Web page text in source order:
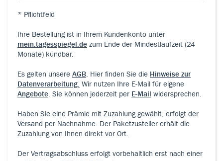
* Pflichtfeld
Ihre Bestellung ist in Ihrem Kundenkonto unter
mein.tagesspiegel.de zum Ende der Mindestlaufzeit (24
Monate) kündbar.
Es gelten unsere AGB. Hier finden Sie die Hinweise zur
Datenverarbeitung. Wir nutzen Ihre E-Mail für eigene
Angebote. Sie können jederzeit per E-Mail widersprechen.
Haben Sie eine Prämie mit Zuzahlung gewählt, erfolgt der
Versand per Nachnahme. Der Paketzusteller erhält die
Zuzahlung von Ihnen direkt vor Ort.
Der Vertragsabschluss erfolgt vorbehaltlich erst nach einer